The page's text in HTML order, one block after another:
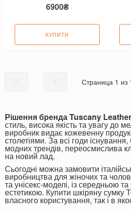
6900₴
КУПИТИ
Страница 1 из
Рішення бренда Tuscany Leather
стиль, висока якість та увагу до
виробник видає кожевенну
столетіями. За всі годи
модних трендів, переосмислива
на новий лад.
Сьогодні можна замовити
виробництва для жіночих та
та унісекс-моделі, із середньою
естетикою. Купити шкіряну сумку
власного користування, так і в